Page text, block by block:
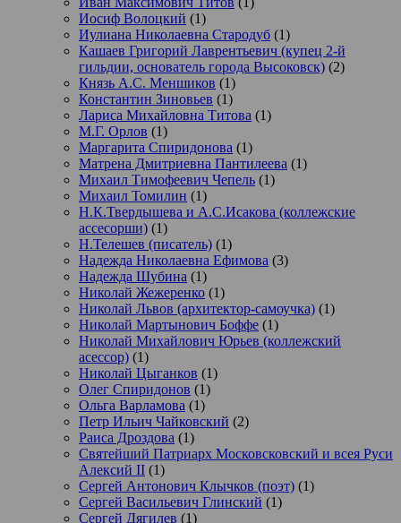
Иосиф Волоцкий (1)
Иулиана Николаевна Стародуб (1)
Кашаев Григорий Лаврентьевич (купец 2-й
гильдии, основатель города Высоковск) (2)
Князь А.С. Меншиков (1)
Константин Зиновьев (1)
Лариса Михайловна Титова (1)
М.Г. Орлов (1)
Маргарита Спиридонова (1)
Матрена Дмитриевна Пантилеева (1)
Михаил Тимофеевич Чепель (1)
Михаил Томилин (1)
Н.К.Твердышева и А.С.Исакова (коллежские
ассесорши) (1)
Н.Телешев (писатель) (1)
Надежда Николаевна Ефимова (3)
Надежда Шубина (1)
Николай Жежеренко (1)
Николай Львов (архитектор-самоучка) (1)
Николай Мартынович Боффе (1)
Николай Михайлович Юрьев (коллежский
асессор) (1)
Николай Цыганков (1)
Олег Спиридонов (1)
Ольга Варламова (1)
Петр Ильич Чайковский (2)
Раиса Дроздова (1)
Святейший Патриарх Московсковский и всея Руси
Алексий II (1)
Сергей Антонович Клычков (поэт) (1)
Сергей Васильевич Глинский (1)
Сергей Дягилев (1)